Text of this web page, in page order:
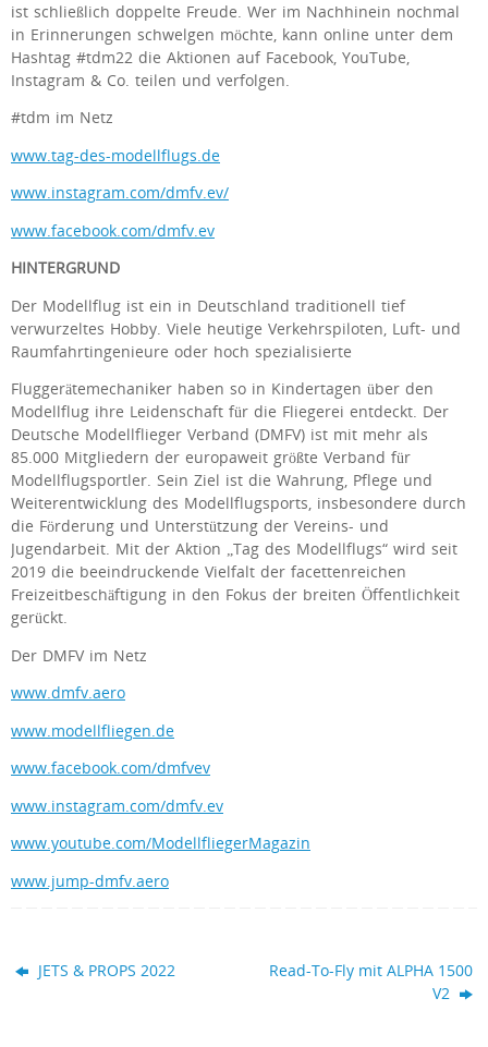
ist schließlich doppelte Freude. Wer im Nachhinein nochmal
in Erinnerungen schwelgen möchte, kann online unter dem
Hashtag #tdm22 die Aktionen auf Facebook, YouTube,
Instagram & Co. teilen und verfolgen.
#tdm im Netz
www.tag-des-modellflugs.de
www.instagram.com/dmfv.ev/
www.facebook.com/dmfv.ev
HINTERGRUND
Der Modellflug ist ein in Deutschland traditionell tief
verwurzeltes Hobby. Viele heutige Verkehrspiloten, Luft- und
Raumfahrtingenieure oder hoch spezialisierte
Fluggerätemechaniker haben so in Kindertagen über den
Modellflug ihre Leidenschaft für die Fliegerei entdeckt. Der
Deutsche Modellflieger Verband (DMFV) ist mit mehr als
85.000 Mitgliedern der europaweit größte Verband für
Modellflugsportler. Sein Ziel ist die Wahrung, Pflege und
Weiterentwicklung des Modellflugsports, insbesondere durch
die Förderung und Unterstützung der Vereins- und
Jugendarbeit. Mit der Aktion „Tag des Modellflugs“ wird seit
2019 die beeindruckende Vielfalt der facettenreichen
Freizeitbeschäftigung in den Fokus der breiten Öffentlichkeit
gerückt.
Der DMFV im Netz
www.dmfv.aero
www.modellfliegen.de
www.facebook.com/dmfvev
www.instagram.com/dmfv.ev
www.youtube.com/ModellfliegerMagazin
www.jump-dmfv.aero
JETS & PROPS 2022
Read-To-Fly mit ALPHA 1500
V2